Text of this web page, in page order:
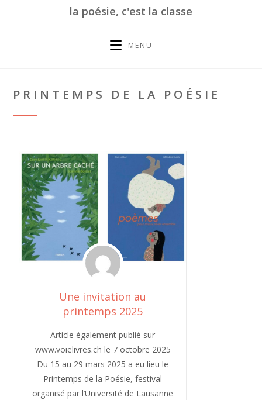
la poésie, c'est la classe
MENU
PRINTEMPS DE LA POÉSIE
Une invitation au
printemps 2025
Article également publié sur
www.voielivres.ch le 7 octobre 2025
Du 15 au 29 mars 2025 a eu lieu le
Printemps de la Poésie, festival
organisé par l’Université de Lausanne